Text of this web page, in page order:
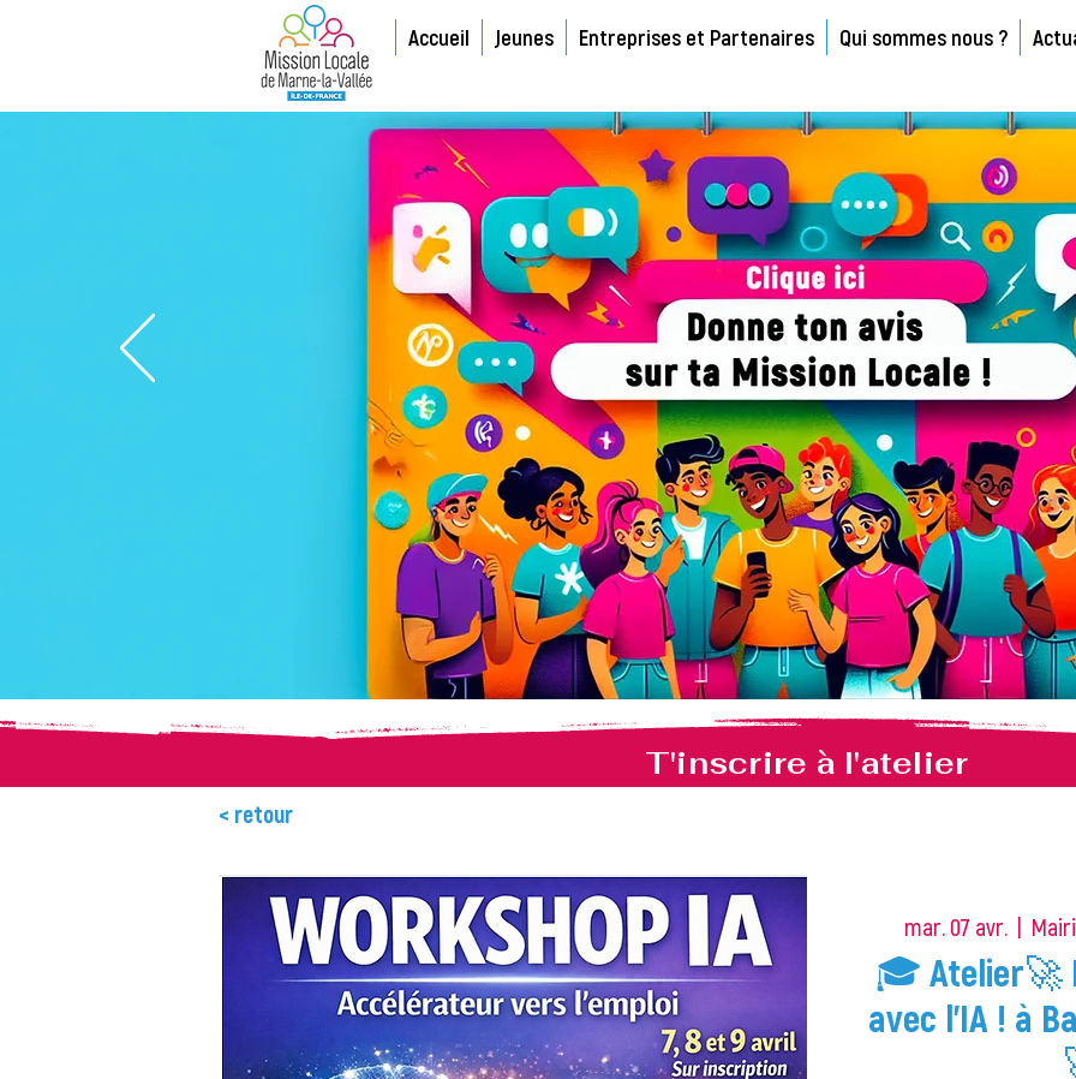
Accueil Jeunes Entreprises et Partenaires Qui sommes nous ?
T'inscrire à l'atelier
< retour
mar. 07 avr.
  |
🎓 Atelier🚀
avec l’IA ! à